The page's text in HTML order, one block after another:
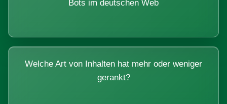
Bots im deutschen Web
Welche Art von Inhalten hat mehr oder weniger
gerankt?